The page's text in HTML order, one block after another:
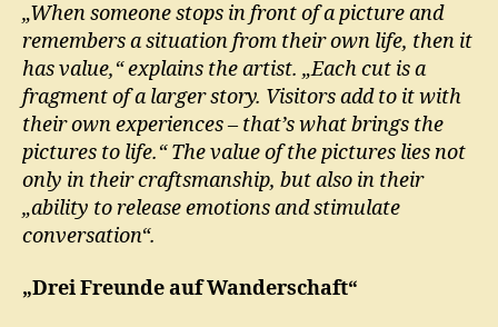
„When someone stops in front of a picture and
remembers a situation from their own life, then it
has value,“ explains the artist. „Each cut is a
fragment of a larger story. Visitors add to it with
their own experiences – that’s what brings the
pictures to life.“ The value of the pictures lies not
only in their craftsmanship, but also in their
„ability to release emotions and stimulate
conversation“.
„Drei Freunde auf Wanderschaft“